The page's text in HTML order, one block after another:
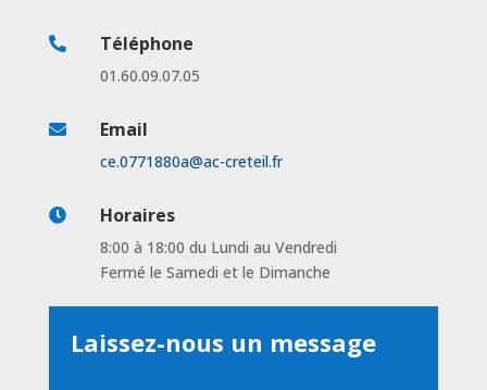
 Téléphone
01.60.09.07.05
 Email
ce.0771880a@ac-creteil.fr
 Horaires
8:00 à 18:00 du Lundi au Vendredi
Fermé le Samedi et le Dimanche
Laissez-nous un message